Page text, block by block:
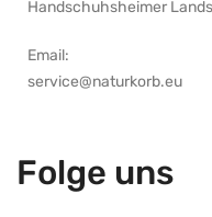
Folge uns
Handschuhsheimer
Email:
service@naturkorb.eu